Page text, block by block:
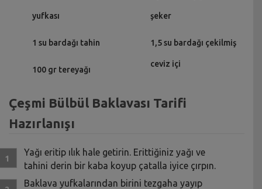
yufkası
1 su bardağı tahin
100 gr tereyağı
şeker
1,5 su bardağı çekilmiş
ceviz içi
Çeşmi Bülbül Baklavası Tarifi
Hazırlanışı
Yağı eritip ılık hale getirin. Erittiğiniz yağı ve
tahini derin bir kaba koyup çatalla iyice çırpın.
Baklava yufkalarından birini tezgaha yayıp